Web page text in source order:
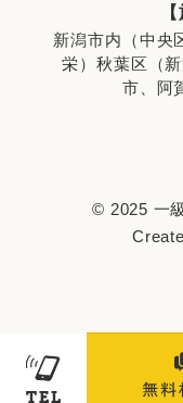
新潟市内（中央
栄）秋葉区（
市、阿
© 2025 一